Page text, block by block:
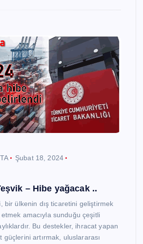
Şubat 18, 2024
– Hibe yağacak ..
bir ülkenin dış ticaretini geliştirmek
amacıyla sunduğu çeşitli
Bu destekler, ihracat yapan
güçlerini artırmak, uluslararası